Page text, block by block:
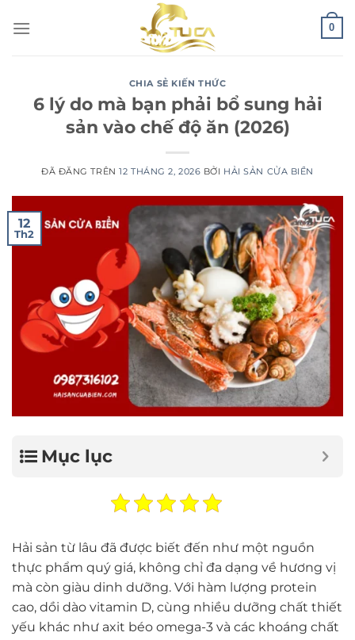
đến
0
CHIA SẺ KIẾN THỨC
6 lý do mà bạn phải bổ sung hải
sản vào chế độ ăn (2026)
ĐÃ ĐĂNG TRÊN12 THÁNG 2, 2026 BỞI HẢI SẢN CỬA BIỂN
12
Th2
Mục lục
Hải sản từ lâu đã được biết đến như một nguồn
thực phẩm quý giá, không chỉ đa dạng về hương vị
mà còn giàu dinh dưỡng. Với hàm lượng protein
cao, dồi dào vitamin D, cùng nhiều dưỡng chất thiết
yếu khác như axit béo omega-3 và các khoáng chất